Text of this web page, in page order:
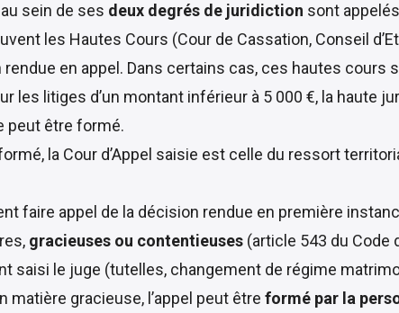
sein de ses deux degrés de juridiction sont
les Hautes Cours (Cour de Cassation, Conseil
en appel. Dans certains cas, ces hautes cours
les litiges d’un montant inférieur à 5 000 €, la
peut être formé.
la Cour d’Appel saisie est celle du ressort
faire appel de la décision rendue en première
gracieuses ou contentieuses (article 543 du Code
saisi le juge (tutelles, changement de régime
matière gracieuse, l’appel peut être formé par la